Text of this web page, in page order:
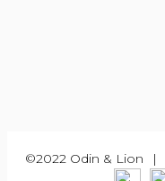
©2022 Odin & Lion |